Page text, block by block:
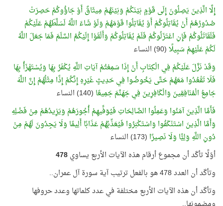
إِلَّا الَّذِينَ يَصِلُونَ إِلَى قَوْمٍ بَيْنَكُمْ وَبَيْنَهُمْ مِيثَاقٌ أَوْ جَاؤُوكُمْ حَصِرَتْ
صُدُورُهُمْ أَنْ يُقَاتِلُوكُمْ أَوْ يُقَاتِلُوا قَوْمَهُمْ وَلَوْ شَاءَ اللَّهُ لَسَلَّطَهُمْ عَلَيْكُمْ
فَلَقَاتَلُوكُمْ فَإِنِ اعْتَزَلُوكُمْ فَلَمْ يُقَاتِلُوكُمْ وَأَلْقَوْا إِلَيْكُمُ السَّلَمَ فَمَا جَعَلَ اللَّهُ
لَكُمْ عَلَيْهِمْ سَبِيلًا(90) النساء
وَقَدْ نَزَّلَ عَلَيْكُمْ فِي الْكِتَابِ أَنْ إِذَا سَمِعْتُمْ آيَاتِ اللَّهِ يُكْفَرُ بِهَا وَيُسْتَهْزَأُ بِهَا
فَلَا تَقْعُدُوا مَعَهُمْ حَتَّى يَخُوضُوا فِي حَدِيثٍ غَيْرِهِ إِنَّكُمْ إِذًا مِثْلُهُمْ إِنَّ اللَّهَ
جَامِعُ الْمُنَافِقِينَ وَالْكَافِرِينَ فِي جَهَنَّمَ جَمِيعًا (140) النساء
فَأَمَّا الَّذِينَ آمَنُوا وَعَمِلُوا الصَّالِحَاتِ فَيُوَفِّيهِمْ أُجُورَهُمْ وَيَزِيدُهُمْ مِنْ فَضْلِهِ
وَأَمَّا الَّذِينَ اسْتَنْكَفُوا وَاسْتَكْبَرُوا فَيُعَذِّبُهُمْ عَذَابًا أَلِيمًا وَلَا يَجِدُونَ لَهُمْ مِنْ
دُونِ اللَّهِ وَلِيًّا وَلَا نَصِيرًا (173) النساء
أوّلًا تأكّد أن مجموع أرقام هذه الآيات الأربع يساوي478
وتأكّد أن العدد 478 هو بالفعل ترتيب آية سورة آل عمران..
وتأكّد أن هذه الآيات الأربع مختلفة في عدد كلماتها وعدد حروفها